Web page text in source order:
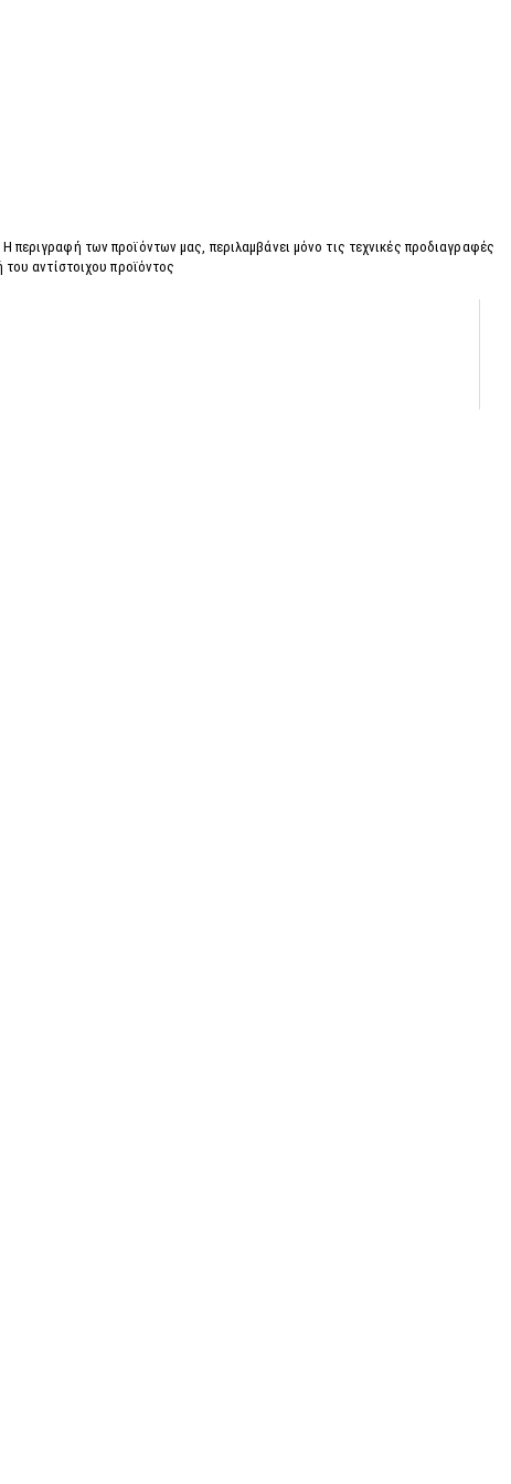
των προϊόντων μας, περιλαμβάνει μόνο τις τεχνικές προδιαγραφές
αντίστοιχου προϊόντος